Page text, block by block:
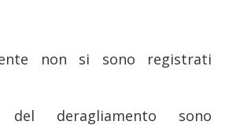
non si sono registrati
deragliamento sono